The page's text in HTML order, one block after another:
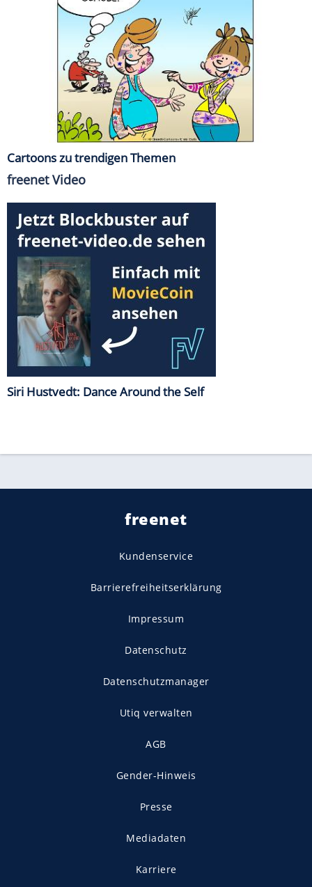
Cartoons zu trendigen Themen
freenet Video
Siri Hustvedt: Dance Around the Self
freenet
Kundenservice
Barrierefreiheitserklärung
Impressum
Datenschutz
Datenschutzmanager
Utiq verwalten
AGB
Gender-Hinweis
Presse
Mediadaten
Karriere